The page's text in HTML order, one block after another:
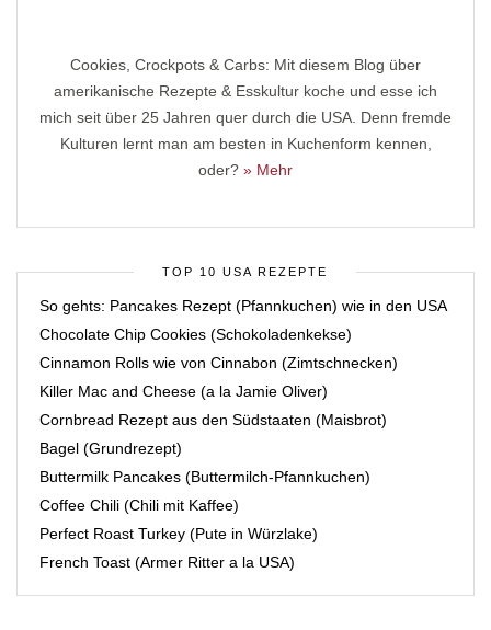
Cookies, Crockpots & Carbs: Mit diesem Blog über
amerikanische Rezepte & Esskultur koche und esse ich
mich seit über 25 Jahren quer durch die USA. Denn fremde
Kulturen lernt man am besten in Kuchenform kennen,
oder? » Mehr
TOP 10 USA REZEPTE
So gehts: Pancakes Rezept (Pfannkuchen) wie in den USA
Chocolate Chip Cookies (Schokoladenkekse)
Cinnamon Rolls wie von Cinnabon (Zimtschnecken)
Killer Mac and Cheese (a la Jamie Oliver)
Cornbread Rezept aus den Südstaaten (Maisbrot)
Bagel (Grundrezept)
Buttermilk Pancakes (Buttermilch-Pfannkuchen)
Coffee Chili (Chili mit Kaffee)
Perfect Roast Turkey (Pute in Würzlake)
French Toast (Armer Ritter a la USA)